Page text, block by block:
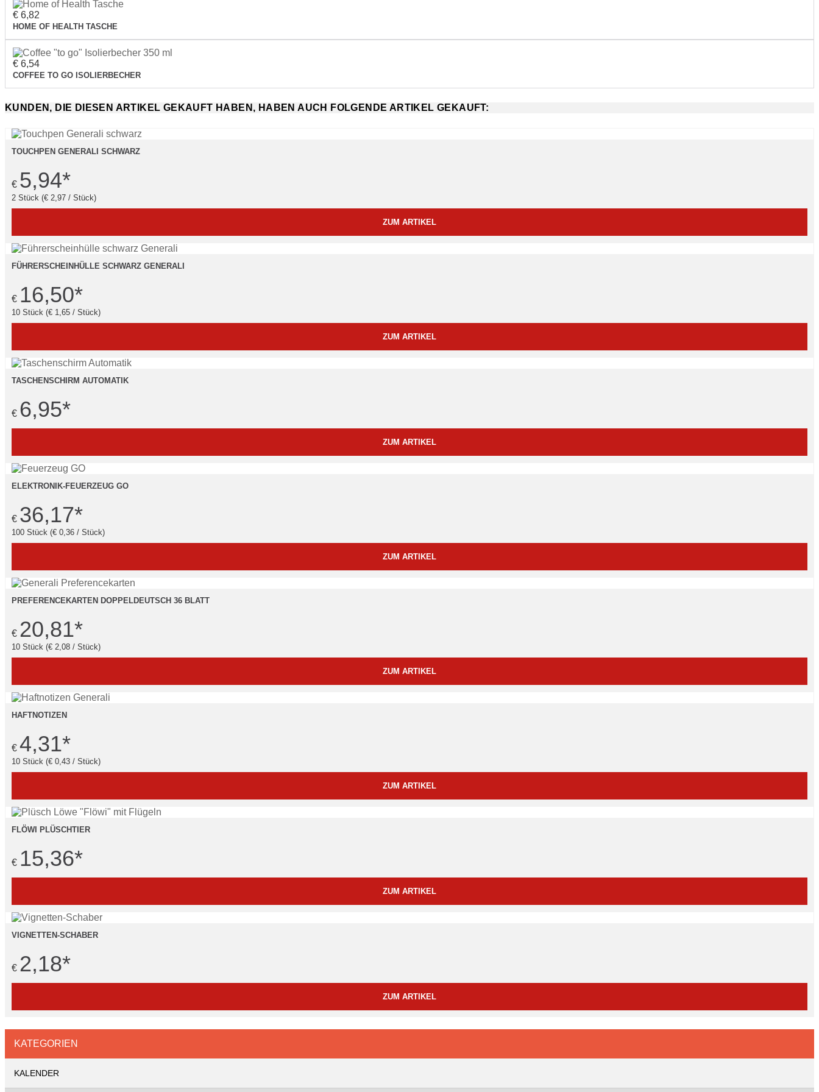
€ 6,82
HOME OF HEALTH TASCHE
€ 6,54
COFFEE TO GO ISOLIERBECHER
KUNDEN, DIE DIESEN ARTIKEL GEKAUFT HABEN, HABEN AUCH FOLGENDE ARTIKEL GEKAUFT:
TOUCHPEN GENERALI SCHWARZ
€ 5,94*
2 Stück (€ 2,97 / Stück)
ZUM ARTIKEL
FÜHRERSCHEINHÜLLE SCHWARZ GENERALI
€ 16,50*
10 Stück (€ 1,65 / Stück)
ZUM ARTIKEL
TASCHENSCHIRM AUTOMATIK
€ 6,95*
ZUM ARTIKEL
ELEKTRONIK-FEUERZEUG GO
€ 36,17*
100 Stück (€ 0,36 / Stück)
ZUM ARTIKEL
PREFERENCEKARTEN DOPPELDEUTSCH 36 BLATT
€ 20,81*
10 Stück (€ 2,08 / Stück)
ZUM ARTIKEL
HAFTNOTIZEN
€ 4,31*
10 Stück (€ 0,43 / Stück)
ZUM ARTIKEL
FLÖWI PLÜSCHTIER
€ 15,36*
ZUM ARTIKEL
VIGNETTEN-SCHABER
€ 2,18*
ZUM ARTIKEL
KATEGORIEN
KALENDER